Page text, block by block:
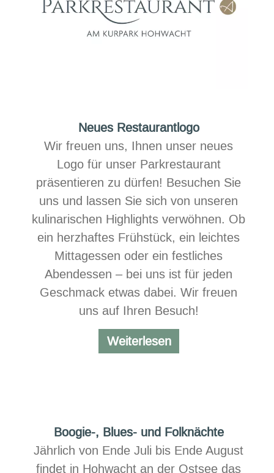
Neues Restaurantlogo
Wir freuen uns, Ihnen unser neues
Logo für unser Parkrestaurant
präsentieren zu dürfen! Besuchen Sie
uns und lassen Sie sich von unseren
kulinarischen Highlights verwöhnen. Ob
ein herzhaftes Frühstück, ein leichtes
Mittagessen oder ein festliches
Abendessen – bei uns ist für jeden
Geschmack etwas dabei. Wir freuen
uns auf Ihren Besuch!
WeiterlesenNeues
Restaurantlogo
Boogie-, Blues- und Folknächte
Jährlich von Ende Juli bis Ende August
findet in Hohwacht an der Ostsee das